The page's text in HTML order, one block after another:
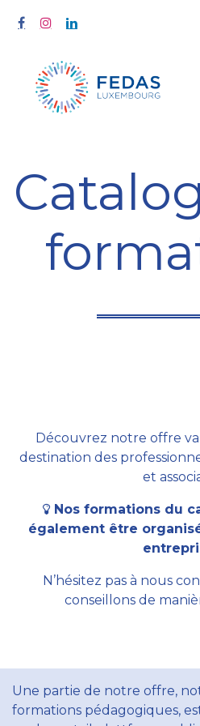
Découvrez notre offre
destination des
et
Nos formations du
également être
N’hésitez pas à nous
conseillons de
Une partie de notre offre,
formations pédagogiques,